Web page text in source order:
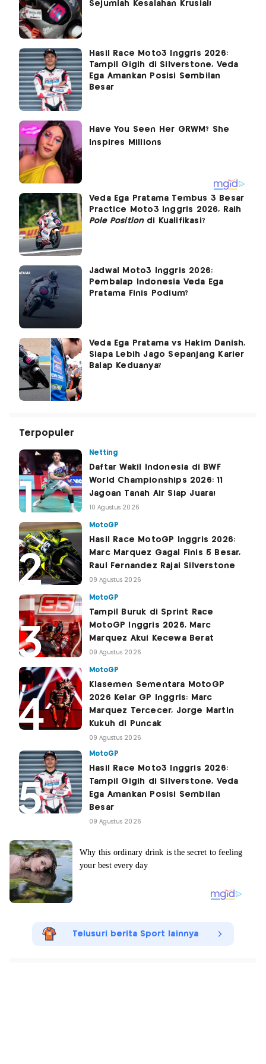
Sejumlah Kesalahan Krusial!
Hasil Race Moto3 Inggris 2026:
Tampil Gigih di Silverstone, Veda
Ega Amankan Posisi Sembilan
Besar
Veda Ega Pratama Tembus 3 Besar
Practice Moto3 Inggris 2026, Raih
Pole Positiondi Kualifikasi?
Jadwal Moto3 Inggris 2026:
Pembalap Indonesia Veda Ega
Pratama Finis Podium?
Veda Ega Pratama vs Hakim Danish,
Siapa Lebih Jago Sepanjang Karier
Balap Keduanya?
Terpopuler
Netting
Daftar Wakil Indonesia di BWF
World Championships 2026: 11
Jagoan Tanah Air Siap Juara!
10 Agustus 2026
MotoGP
Hasil Race MotoGP Inggris 2026:
Marc Marquez Gagal Finis 5 Besar,
Raul Fernandez Rajai Silverstone
09 Agustus 2026
MotoGP
Tampil Buruk di Sprint Race
MotoGP Inggris 2026, Marc
Marquez Akui Kecewa Berat
09 Agustus 2026
MotoGP
Klasemen Sementara MotoGP
2026 Kelar GP Inggris: Marc
Marquez Tercecer, Jorge Martin
Kukuh di Puncak
09 Agustus 2026
MotoGP
Hasil Race Moto3 Inggris 2026:
Tampil Gigih di Silverstone, Veda
Ega Amankan Posisi Sembilan
Besar
09 Agustus 2026
Telusuri berita Sport lainnya